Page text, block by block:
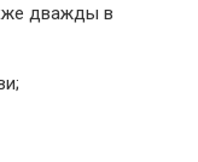
дважды в